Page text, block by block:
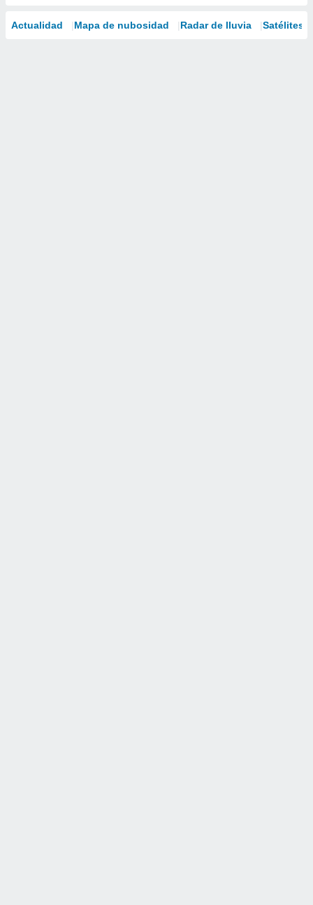
Actualidad Mapa de nubosidad Radar de lluvia Satélites